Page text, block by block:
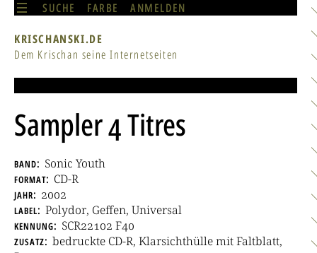
SUCHE FARBE ANMELDEN
KRISCHANSKI.DE
Dem Krischan seine Internetseiten
Sampler 4 Titres
band Sonic Youth
format CD-R
jahr 2002
label Polydor, Geffen, Universal
kennung SCR22102 F40
zusatz bedruckte CD-R, Klarsichthülle mit Faltblatt,